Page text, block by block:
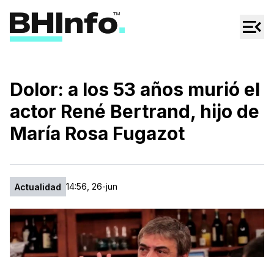
Regionales
Espectáculos
Tecno
Dolor: a los 53 años murió el
actor René Bertrand, hijo de
María Rosa Fugazot
Actualidad 14:56, 26-jun